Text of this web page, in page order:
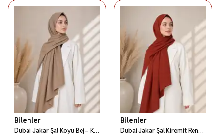
Bilenler
Dubai Jakar Şal Koyu Bej– Kaymaz –Yumuşak ve Dökümlü Kumaş
Bilenler
Dubai Jakar Şal Kiremit Rengi – Kaymaz –Yumuşak ve Dökümlü Kumaş